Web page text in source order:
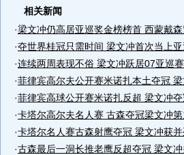
相关新闻
·梁文冲仍高居亚巡奖金榜榜首 西蒙戴
·夺世界桂冠只需时间 梁文冲首次当上
·连续两周表现不俗 梁文冲跃居07亚巡
·菲律宾高尔夫公开赛米诺扎本土夺冠
·菲律宾高球公开赛米诺扎反超 梁文冲
·卡塔尔高尔夫名人赛 古森夺冠梁文冲
·卡塔尔名人赛古森射鹰夺冠 梁文冲获并
·古森最后一洞长推老鹰反超夺冠 梁文